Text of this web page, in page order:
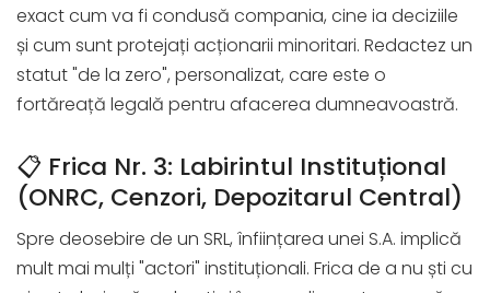
exact cum va fi condusă compania, cine ia deciziile
și cum sunt protejați acționarii minoritari. Redactez un
statut "de la zero", personalizat, care este o
fortăreață legală pentru afacerea dumneavoastră.
📋 Frica Nr. 3: Labirintul Instituțional
(ONRC, Cenzori, Depozitarul Central)
Spre deosebire de un SRL, înființarea unei S.A. implică
mult mai mulți "actori" instituționali. Frica de a nu ști cu